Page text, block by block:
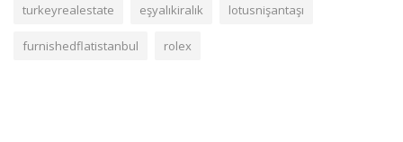
turkeyrealestate eşyalıkiralık lotusnişantaşı
furnishedflatistanbul rolex